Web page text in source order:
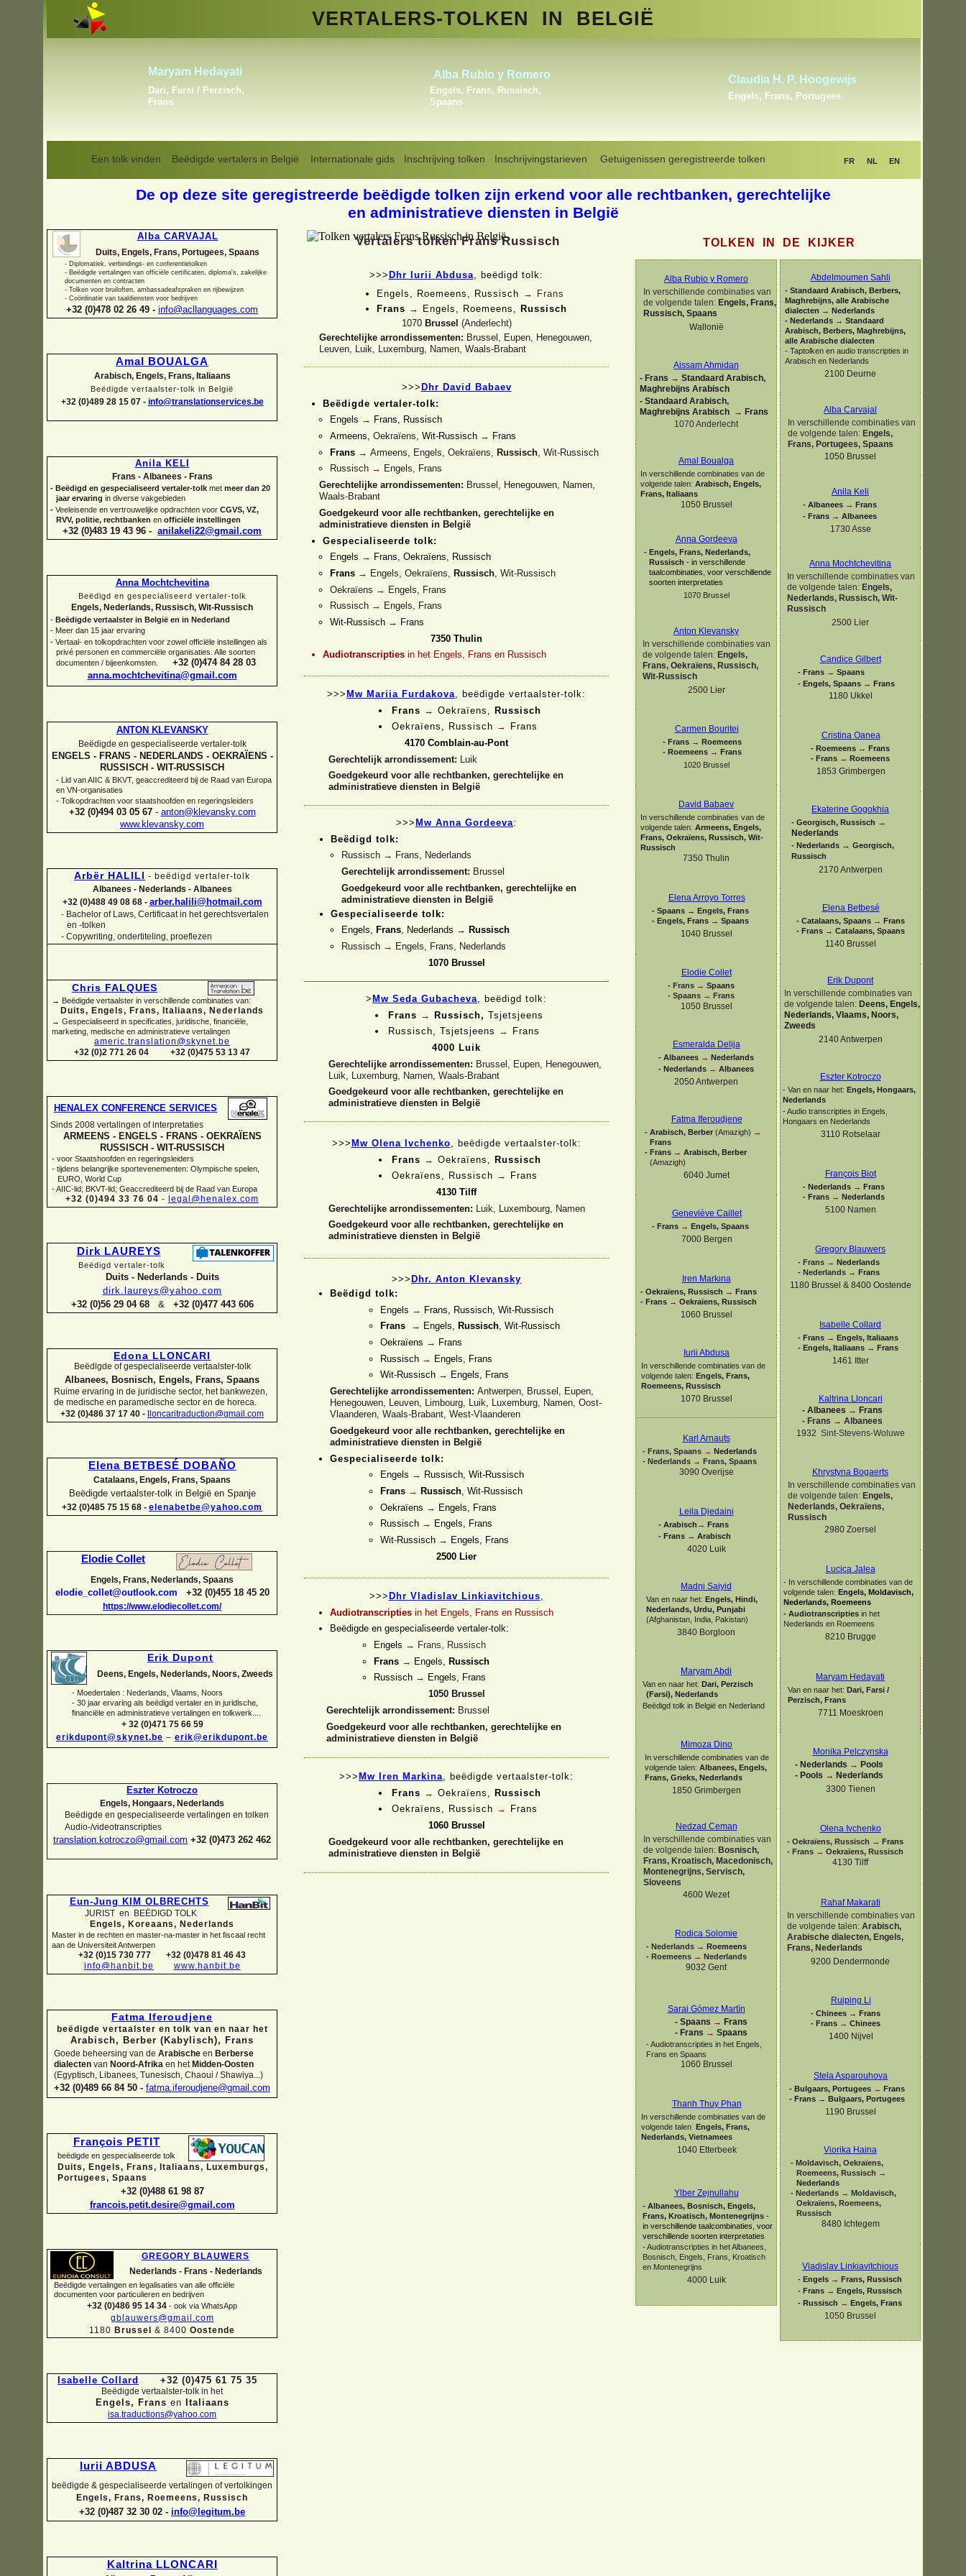
Vertaler tolk in België>Frans-Russisch
Een tolk vinden Beëdigde vertalers in België Internationale gids Inschrijving tolken Inschrijvingstarieven Getuigenissen geregistreerde tolken
Alba CARVAJAL
Duits, Engels, Frans, Portugees, Spaans
- Diplomatiek, verbindings- en conferentietolken
- Beëdigde vertalingen van officiële certificaten, diploma's, zakelijke
documenten en contracten
- Tolken voor bruiloften, ambassadeafspraken en rijbewijzen
- Coördinatie van taaldiensten voor bedrijven
+32 (0)478 02 26 49 - info@acllanguages.com
Amal BOUALGA
Arabisch, Engels, Frans, Italiaans
Beëdigde vertaalster-tolk in België
+32 (0)489 28 15 07 - info@translationservices.be
Anila KELI
Frans -Albanees -Frans
- Beëdigd en gespecialiseerd vertaler-tolk met meer dan 20
jaar ervaring in diverse vakgebieden
- Veeleisende en vertrouwelijke opdrachten voor CGVS, VZ,
RVV, politie, rechtbanken en officiële instellingen
+32 (0)483 19 43 96 - anilakeli22@gmail.com
Anna Mochtchevitina
Beëdigd en gespecialiseerd vertaler-tolk
Engels, Nederlands, Russisch, Wit-Russisch
- Beëdigde vertaalster in België en in Nederland
- Meer dan 15 jaar ervaring
- Vertaal- en tolkopdrachten voor zowel officiële instellingen als
privé personen en commerciële organisaties. Alle soorten
documenten / bijeenkomsten.
+32 (0)474 84 28 03
anna.mochtchevitina@gmail.com
ANTON KLEVANSKY
Beëdigde en gespecialiseerde vertaler-tolk
ENGELS -FRANS -NEDERLANDS -OEKRAÏENS -
RUSSISCH - WIT-RUSSISCH
- Lid van AIIC & BKVT, geaccrediteerd bij de Raad van Europa
en VN-organisaties
- Tolkopdrachten voor staatshoofden en regeringsleiders
+32 (0)494 03 05 67- anton@klevansky.com
www.klevansky.com
Arbër HALILI - beëdigd vertaler-tolk
Albanees -Nederlands -Albanees
+32 (0)488 49 08 68 - arber.halili@hotmail.com
- Bachelor of Laws, Certificaat in het gerechtsvertalen
en -tolken
- Copywriting, ondertiteling, proeflezen
Chris FALQUES
→ Beëdigde vertaalster in verschillende combinaties van:
Duits, Engels, Frans, Italiaans, Nederlands
→ Gespecialiseerd in specificaties, juridische, financiële,
marketing, medische en administratieve vertalingen
americ.translation@skynet.be
+32 (0)2 771 26 04
+32 (0)475 53 13 47
HENALEX CONFERENCE SERVICES
Sinds 2008 vertalingen of interpretaties
ARMEENS -ENGELS -FRANS -OEKRAÏENS
RUSSISCH - WIT-RUSSISCH
- voor Staatshoofden en regeringsleiders
- tijdens belangrijke sportevenementen: Olympische spelen,
EURO, World Cup
-AIIC-lid; BKVT-lid; Geaccrediteerd bij de Raad van Europa
+32 (0)494 33 76 04 - legal@henalex.com
Dirk LAUREYS
Beëdigd vertaler-tolk
Duits -Nederlands -Duits
dirk.laureys@yahoo.com
+32 (0)56 29 04 68 & +32 (0)477 443 606
Edona LLONCARI
Beëdigde of gespecialiseerde vertaalster-tolk
Albanees, Bosnisch, Engels, Frans, Spaans
Ruime ervaring in de juridische sector, het bankwezen,
de medische en paramedische sector en de horeca.
+32 (0)486 37 17 40 -
lloncaritraduction@gmail.com
Elena BETBESÉ DOBAÑO
Catalaans, Engels, Frans, Spaans
Beëdigde vertaalster-tolk in België en Spanje
+32 (0)485 75 15 68 - elenabetbe@yahoo.com
Elodie Collet
Engels, Frans, Nederlands, Spaans
elodie_collet@outlook.com +32 (0)455 18 45 20
https://www.elodiecollet.com/
Erik Dupont
Deens, Engels, Nederlands, Noors, Zweeds
- Moedertalen : Nederlands, Vlaams, Noors
- 30 jaar ervaring als beëdigd vertaler en in juridische,
financiële en administratieve vertalingen en tolkwerk....
+ 32 (0)471 75 66 59
erikdupont@skynet.be – erik@erikdupont.be
Eszter Kotroczo
Engels, Hongaars, Nederlands
Beëdigde en gespecialiseerde vertalingen en tolken
Audio-/videotranscripties
translation.kotroczo@gmail.com +32 (0)473 262 462
Eun-Jung KIM OLBRECHTS
JURIST en BEËDIGD TOLK
Engels, Koreaans, Nederlands
Master in de rechten en master-na-master in het fiscaal recht
aan de Universiteit Antwerpen
+32 (0)15 730 777
+32 (0)478 81 46 43
info@hanbit.be
www.hanbit.be
Fatma Iferoudjene
beëdigde vertaalster en tolk van en naar het
Arabisch, Berber (Kabylisch), Frans
Goede beheersing van de Arabische en Berberse
dialecten van Noord-Afrika en hetMidden-Oosten
(Egyptisch, Libanees, Tunesisch, Chaoui / Shawiya...)
+32 (0)489 66 84 50 - fatma.iferoudjene@gmail.com
François PETIT
beëdigde en gespecialiseerde tolk
Duits, Engels, Frans, Italiaans, Luxemburgs,
Portugees, Spaans
+32 (0)488 61 98 87
francois.petit.desire@gmail.com
GREGORY BLAUWERS
Nederlands -Frans -Nederlands
Beëdigde vertalingen en legalisaties van alle officiële
documenten voor particulieren en bedrijven
+32 (0)486 95 14 34 - ook via WhatsApp
gblauwers@gmail.com
1180 Brussel & 8400 Oostende
Isabelle Collard +32 (0)475 61 75 35
Beëdigde vertaalster-tolk in het
Engels, Frans en Italiaans
isa.traductions@yahoo.com
Iurii ABDUSA
beëdigde & gespecialiseerde vertalingen of vertolkingen
Engels, Frans, Roemeens, Russisch
+32 (0)487 32 30 02 - info@legitum.be
Kaltrina LLONCARI
VERTALERS-TOLKEN IN BELGIË
TOLKEN IN DE KIJKER
Alba Rubio y Romero
In verschillende combinaties van
de volgende talen: Engels, Frans,
Russisch, Spaans
Wallonië
Aissam Ahmidan
- Frans → Standaard Arabisch,
Maghrebijns Arabisch
- Standaard Arabisch,
Maghrebijns Arabisch → Frans
1070 Anderlecht
Amal Boualga
In verschillende combinaties van de
volgende talen: Arabisch, Engels,
Frans, Italiaans
1050 Brussel
Anna Gordeeva
- Engels, Frans, Nederlands,
Russisch - in verschillende
taalcombinaties, voor verschillende
soorten interpretaties
1070 Brussel
Anton Klevansky
In verschillende combinaties van
de volgende talen: Engels,
Frans, Oekraïens, Russisch,
Wit-Russisch
2500 Lier
Carmen Bouritei
- Frans → Roemeens
- Roemeens → Frans
1020 Brussel
David Babaev
In verschillende combinaties van de
volgende talen: Armeens, Engels,
Frans, Oekraïens, Russisch, Wit-
Russisch
7350 Thulin
Elena Arroyo Torres
- Spaans → Engels, Frans
- Engels, Frans → Spaans
1040 Brussel
Elodie Collet
- Frans → Spaans
- Spaans → Frans
1050 Brussel
Esmeralda Delija
- Albanees → Nederlands
- Nederlands → Albanees
2050 Antwerpen
Fatma Iferoudjene
- Arabisch, Berber (Amazigh) →
Frans
- Frans → Arabisch, Berber
(Amazigh)
6040 Jumet
Geneviève Caillet
- Frans → Engels, Spaans
7000 Bergen
Iren Markina
- Oekraïens, Russisch → Frans
- Frans → Oekraïens, Russisch
1060 Brussel
Iurii Abdusa
In verschillende combinaties van de
volgende talen: Engels, Frans,
Roemeens, Russisch
1070 Brussel
Karl Arnauts
- Frans, Spaans → Nederlands
- Nederlands → Frans, Spaans
3090 Overijse
Leila Djedaini
- Arabisch → Frans
- Frans → Arabisch
4020 Luik
Madni Saiyid
Van en naar het: Engels, Hindi,
Nederlands, Urdu, Punjabi
(Afghanistan, India, Pakistan)
3840 Borgloon
Maryam Abdi
Van en naar het: Dari, Perzisch
(Farsi), Nederlands
Beëdigd tolk in België en Nederland
Mimoza Dino
In verschillende combinaties van de
volgende talen: Albanees, Engels,
Frans, Grieks, Nederlands
1850 Grimbergen
Nedzad Ceman
In verschillende combinaties van
de volgende talen: Bosnisch,
Frans, Kroatisch, Macedonisch,
Montenegrijns, Servisch,
Sloveens
4600 Wezet
Rodica Solomie
- Nederlands → Roemeens
- Roemeens → Nederlands
9032 Gent
Sarai Gómez Martín
- Spaans → Frans
- Frans → Spaans
-Audiotranscripties in het Engels,
Frans en Spaans
1060 Brussel
Thanh Thuy Phan
In verschillende combinaties van de
volgende talen: Engels, Frans,
Nederlands, Vietnamees
1040 Etterbeek
Ylber Zejnullahu
- Albanees, Bosnisch, Engels,
Frans, Kroatisch, Montenegrijns -
in verschillende taalcombinaties, voor
verschillende soorten interpretaties
-Audiotranscripties in het Albanees,
Bosnisch, Engels, Frans, Kroatisch
en Montenegrijns
4000 Luik
Abdelmoumen Sahli
- Standaard Arabisch, Berbers,
Maghrebijns, alle Arabische
dialecten → Nederlands
- Nederlands → Standaard
Arabisch, Berbers, Maghrebijns,
alle Arabische dialecten
- Taptolken en audio transcripties in
Arabisch en Nederlands
2100 Deurne
Alba Carvajal
In verschillende combinaties van
de volgende talen: Engels,
Frans, Portugees, Spaans
1050 Brussel
Anila Keli
- Albanees → Frans
- Frans → Albanees
1730 Asse
Anna Mochtchevitina
In verschillende combinaties van
de volgende talen: Engels,
Nederlands, Russisch, Wit-
Russisch
2500 Lier
Candice Gilbert
- Frans → Spaans
- Engels, Spaans → Frans
1180 Ukkel
Cristina Oanea
- Roemeens → Frans
- Frans → Roemeens
1853 Grimbergen
Ekaterine Gogokhia
- Georgisch, Russisch →
Nederlands
- Nederlands → Georgisch,
Russisch
2170 Antwerpen
Elena Betbesé
- Catalaans, Spaans → Frans
- Frans → Catalaans, Spaans
1140 Brussel
Erik Dupont
In verschillende combinaties van
de volgende talen: Deens, Engels,
Nederlands, Vlaams, Noors,
Zweeds
2140 Antwerpen
Eszter Kotroczo
- Van en naar het: Engels, Hongaars,
Nederlands
-Audio transcripties in Engels,
Hongaars en Nederlands
3110 Rotselaar
François Biot
- Nederlands → Frans
- Frans → Nederlands
5100 Namen
Gregory Blauwers
- Frans → Nederlands
- Nederlands → Frans
1180 Brussel & 8400 Oostende
Isabelle Collard
- Frans → Engels, Italiaans
- Engels, Italiaans → Frans
1461 Itter
Kaltrina Lloncari
- Albanees → Frans
- Frans → Albanees
1932 Sint-Stevens-Woluwe
Khrystyna Bogaerts
In verschillende combinaties van
de volgende talen: Engels,
Nederlands, Oekraïens,
Russisch
2980 Zoersel
Lucica Jalea
- In verschillende combinaties van de
volgende talen: Engels, Moldavisch,
Nederlands, Roemeens
- Audiotranscripties in het
Nederlands en Roemeens
8210 Brugge
Maryam Hedayati
Van en naar het: Dari, Farsi /
Perzisch, Frans
7711 Moeskroen
Monika Pelczynska
- Nederlands → Pools
- Pools → Nederlands
3300 Tienen
Olena Ivchenko
- Oekraïens, Russisch → Frans
- Frans → Oekraïens, Russisch
4130 Tilff
Rahaf Makarati
In verschillende combinaties van
de volgende talen: Arabisch,
Arabische dialecten, Engels,
Frans, Nederlands
9200 Dendermonde
Ruiping Li
- Chinees → Frans
- Frans → Chinees
1400 Nijvel
Stela Asparouhova
- Bulgaars, Portugees → Frans
- Frans → Bulgaars, Portugees
1190 Brussel
Viorika Haina
- Moldavisch, Oekraïens,
Roemeens, Russisch →
Nederlands
- Nederlands → Moldavisch,
Oekraïens, Roemeens,
Russisch
8480 Ichtegem
Vladislav Linkiavitchious
- Engels → Frans, Russisch
- Frans → Engels, Russisch
- Russisch → Engels, Frans
1050 Brussel
De op deze site geregistreerde beëdigde tolken zijn erkend voor alle rechtbanken, gerechtelijke
en administratieve diensten in België
Fatma Iferoudjene
Arabisch, Berber(Amazigh),
Frans
Ylber Zejnullahu
Albanees, Bosnisch, Engels,
Frans, Kroatisch, Montenegrijns
Vladislav Linkiavitchious
Engels, Frans, Russisch
Vertalers tolken Frans Russisch
>>> Dhr Iurii Abdusa, beëdigd tolk:
Engels, Roemeens, Russisch →
Frans
Frans → Engels, Roemeens, Russisch
1070 Brussel (Anderlecht)
Gerechtelijke arrondissementen: Brussel, Eupen, Henegouwen,
Leuven, Luik, Luxemburg, Namen, Waals-Brabant
>>> Dhr David Babaev
Beëdigde vertaler-tolk:
Engels → Frans, Russisch
Armeens, Oekraïens, Wit-Russisch → Frans
Frans → Armeens, Engels, Oekraïens, Russisch , Wit-Russisch
Russisch → Engels, Frans
Gerechtelijke arrondissementen: Brussel, Henegouwen, Namen,
Waals-Brabant
Goedgekeurd voor alle rechtbanken, gerechtelijke en
administratieve diensten in België
Gespecialiseerde tolk:
Engels → Frans, Oekraïens, Russisch
Frans → Engels, Oekraïens, Russisch , Wit-Russisch
Oekraïens → Engels, Frans
Russisch → Engels, Frans
Wit-Russisch → Frans
7350 Thulin
Audiotranscripties in het Engels, Frans en Russisch
>>> Mw Mariia Furdakova, beëdigde vertaalster-tolk:
Frans → Oekraïens, Russisch
Oekraïens, Russisch →
Frans
4170 Comblain-au-Pont
Gerechtelijk arrondissement:
Luik
Goedgekeurd voor alle rechtbanken, gerechtelijke en
administratieve diensten in België
>>> Mw Anna Gordeeva:
Beëdigd tolk:
Russisch → Frans, Nederlands
Gerechtelijk arrondissement: Brussel
Goedgekeurd voor alle rechtbanken, gerechtelijke en
administratieve diensten in België
Gespecialiseerde tolk:
Engels, Frans, Nederlands → Russisch
Russisch → Engels, Frans, Nederlands
1070 Brussel
> Mw Seda Gubacheva, beëdigd tolk:
Frans → Russisch, Tsjetsjeens
Russisch, Tsjetsjeens →
Frans
4000 Luik
Gerechtelijke arrondissementen: Brussel, Eupen, Henegouwen,
Luik, Luxemburg, Namen, Waals-Brabant
Goedgekeurd voor alle rechtbanken, gerechtelijke en
administratieve diensten in België
>>> Mw Olena Ivchenko, beëdigde vertaalster-tolk:
Frans → Oekraïens, Russisch
Oekraïens, Russisch →
Frans
4130 Tilff
Gerechtelijke arrondissementen:
Luik, Luxembourg, Namen
Goedgekeurd voor alle rechtbanken, gerechtelijke en
administratieve diensten in België
>>> Dhr. Anton Klevansky
Beëdigd tolk:
Engels → Frans, Russisch, Wit-Russisch
Frans
→ Engels, Russisch, Wit-Russisch
Oekraïens → Frans
Russisch → Engels, Frans
Wit-Russisch → Engels, Frans
Gerechtelijke arrondissementen: Antwerpen, Brussel, Eupen,
Henegouwen, Leuven, Limbourg, Luik, Luxemburg, Namen, Oost-
Vlaanderen, Waals-Brabant, West-Vlaanderen
Goedgekeurd voor alle rechtbanken, gerechtelijke en
administratieve diensten in België
Gespecialiseerde tolk:
Engels → Russisch, Wit-Russisch
Frans → Russisch , Wit-Russisch
Oekraïens → Engels, Frans
Russisch → Engels, Frans
Wit-Russisch → Engels, Frans
2500 Lier
>>> Dhr Vladislav Linkiavitchious,
Audiotranscripties in het Engels, Frans en Russisch
Beëdigde en gespecialiseerde vertaler-tolk:
Engels → Frans, Russisch
Frans → Engels,
Russisch
Russisch → Engels, Frans
1050 Brussel
Gerechtelijk arrondissement: Brussel
Goedgekeurd voor alle rechtbanken, gerechtelijke en
administratieve diensten in België
>>> Mw Iren Markina, beëdigde vertaalster-tolk:
Frans → Oekraïens, Russisch
Oekraïens, Russisch →
Frans
1060 Brussel
Goedgekeurd voor alle rechtbanken, gerechtelijke en
administratieve diensten in België
EN
FR NL